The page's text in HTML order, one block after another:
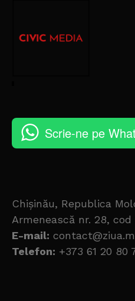
Scrie-ne pe
Chișinău, Republica
Armenească nr. 28, cod
E-mail:
Telefon: +373 61 20 80